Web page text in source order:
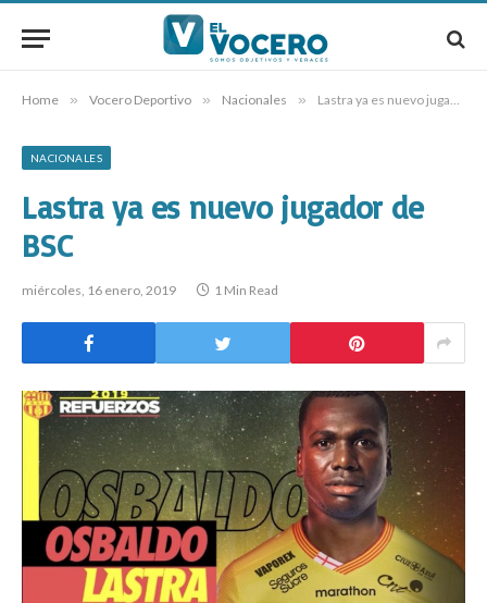
Home » Vocero Deportivo » Nacionales » Lastra ya es nuevo jugador de BSC
NACIONALES
Lastra ya es nuevo jugador de
BSC
miércoles, 16 enero, 2019 1 Min Read